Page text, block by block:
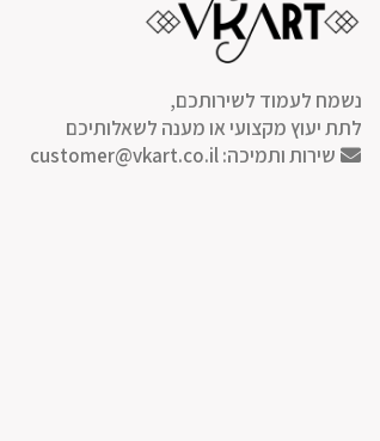
נשמח לעמוד לשירותכם,
לתת יעוץ מקצועי או מענה לשאלותיכם
שירות ותמיכה:customer@vkart.co.il